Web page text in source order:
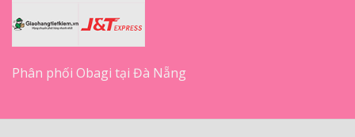
Phân phối Obagi tại Đà Nẵng